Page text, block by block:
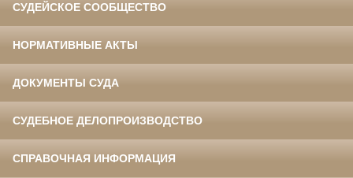
СУДЕЙСКОЕ СООБЩЕСТВО
НОРМАТИВНЫЕ АКТЫ
ДОКУМЕНТЫ СУДА
СУДЕБНОЕ ДЕЛОПРОИЗВОДСТВО
СПРАВОЧНАЯ ИНФОРМАЦИЯ